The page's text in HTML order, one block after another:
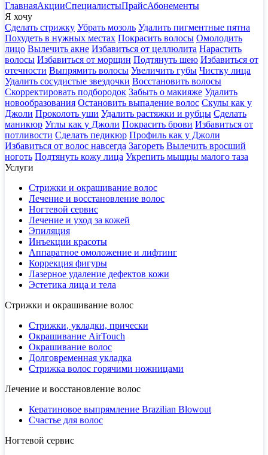
ГлавнаяАкцииСпециалистыПрайсАбонементы
Я хочу
Сделать стрижку Убрать мозоль Удалить пигментные пятна
Похудеть в нужных местах Покрасить волосы Омолодить
лицо Вылечить акне Избавиться от целлюлита Нарастить
волосы Избавиться от морщин Подтянуть шею Избавиться от
отечности Выпрямить волосы Увеличить губы Чистку лица
Удалить сосудистые звездочки Восстановить волосы
Скорректировать подбородок Забыть о макияже Удалить
новообразования Остановить выпадение волос Скулы как у
Джоли Проколоть уши Удалить растяжки и рубцы Сделать
маникюр Углы как у Джоли Покрасить брови Избавиться от
потливости Сделать педикюр Профиль как у Джоли
Избавиться от волос навсегда Загореть Вылечить вросший
ноготь Подтянуть кожу лица Укрепить мыщцы малого таза
Услуги
Стрижки и окрашивание волос
Лечение и восстановление волос
Ногтевой сервис
Лечение и уход за кожей
Эпиляция
Инъекции красоты
Аппаратное омоложение и лифтинг
Коррекция фигуры
Лазерное удаление дефектов кожи
Эстетика лица и тела
Стрижки и окрашивание волос
Стрижки, укладки, прически
Окрашивание AirTouch
Окрашивание волос
Долговременная укладка
Стрижка волос горячими ножницами
Лечение и восстановление волос
Кератиновое выпрямление Brazilian Blowout
Счастье для волос
Ногтевой сервис